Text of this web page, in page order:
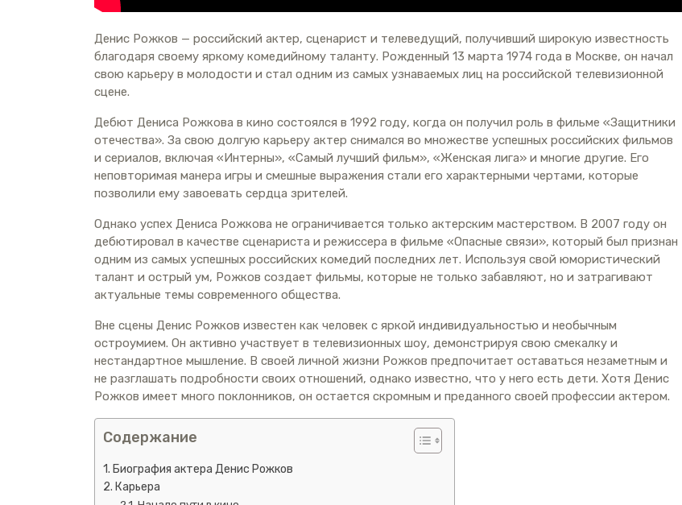
Денис Рожков — российский актер, сценарист и телеведущий, получивший широкую известность
благодаря своему яркому комедийному таланту. Рожденный 13 марта 1974 года в Москве, он начал
свою карьеру в молодости и стал одним из самых узнаваемых лиц на российской телевизионной
сцене.
Дебют Дениса Рожкова в кино состоялся в 1992 году, когда он получил роль в фильме «Защитники
отечества». За свою долгую карьеру актер снимался во множестве успешных российских фильмов
и сериалов, включая «Интерны», «Самый лучший фильм», «Женская лига» и многие другие. Его
неповторимая манера игры и смешные выражения стали его характерными чертами, которые
позволили ему завоевать сердца зрителей.
Однако успех Дениса Рожкова не ограничивается только актерским мастерством. В 2007 году он
дебютировал в качестве сценариста и режиссера в фильме «Опасные связи», который был признан
одним из самых успешных российских комедий последних лет. Используя свой юмористический
талант и острый ум, Рожков создает фильмы, которые не только забавляют, но и затрагивают
актуальные темы современного общества.
Вне сцены Денис Рожков известен как человек с яркой индивидуальностью и необычным
остроумием. Он активно участвует в телевизионных шоу, демонстрируя свою смекалку и
нестандартное мышление. В своей личной жизни Рожков предпочитает оставаться незаметным и
не разглашать подробности своих отношений, однако известно, что у него есть дети. Хотя Денис
Рожков имеет много поклонников, он остается скромным и преданного своей профессии актером.
Содержание
Биография актера Денис Рожков
Карьера